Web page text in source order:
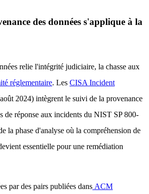
des données s'applique à la
relie l'intégrité judiciaire, la chasse aux
réglementaire. Les CISA Incident
2024) intègrent le suivi de la provenance
de réponse aux incidents du NIST SP 800-
la phase d'analyse où la compréhension de
essentielle pour une remédiation
par des pairs publiées dans ACM